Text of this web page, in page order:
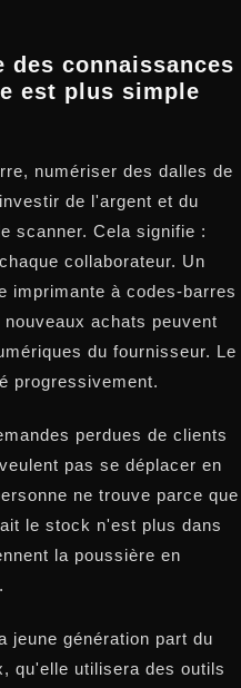
des connaissances
est plus simple
numériser des dalles de
de l'argent et du
scanner. Cela signifie :
collaborateur. Un
imprimante à codes-barres
achats peuvent
du fournisseur. Le
progressivement.
perdues de clients
pas se déplacer en
ne trouve parce que
le stock n'est plus dans
la poussière en
jeune génération part du
qu'elle utilisera des outils